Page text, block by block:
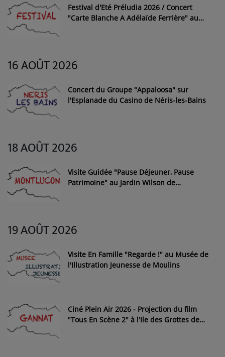
Festival d'Eté Préludia 2026 / Concert
"Carte Blanche A Adélaïde Ferrière" au
16 AOÛT 2026
Concert du Groupe "Appaloosa" sur
l'Esplanade du Casino de Néris-les-Bains
18 AOÛT 2026
Visite Guidée "Pause Déjeuner, Pause
Patrimoine" au Jardin Wilson de
19 AOÛT 2026
Visite En Famille "Regarde !" au Musée de
l'Illustration Jeunesse de Moulins
Ciné Plein Air 2026 - Projection du film
"Tous En Scène 2" à l'Ile des Grottes de